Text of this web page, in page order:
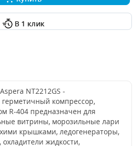
В 1 клик
NT2212GS -
компрессор,
R-404 предназначен для
витрины, морозильные лари
крышками, ледогенераторы,
жидкости,